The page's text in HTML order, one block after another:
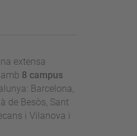
extensa
8 campus
Barcelona,
de Besòs, Sant
i Vilanova i